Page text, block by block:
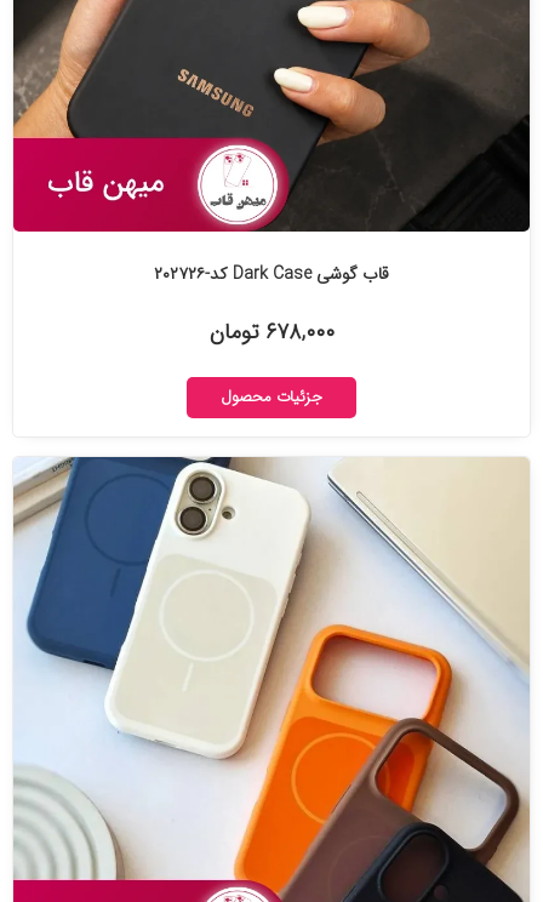
قاب گوشی Dark Case کد-۲۰۲۷۲۶
۶۷۸,۰۰۰ تومان
جزئیات محصول